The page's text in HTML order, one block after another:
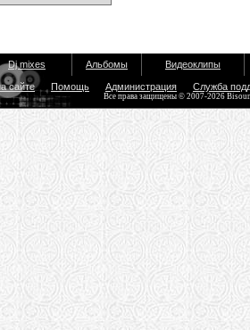
Dj mixes Альбомы Видеоклипы
сайте Помощь Администрация Служба
Все права защищены © 2007-2026